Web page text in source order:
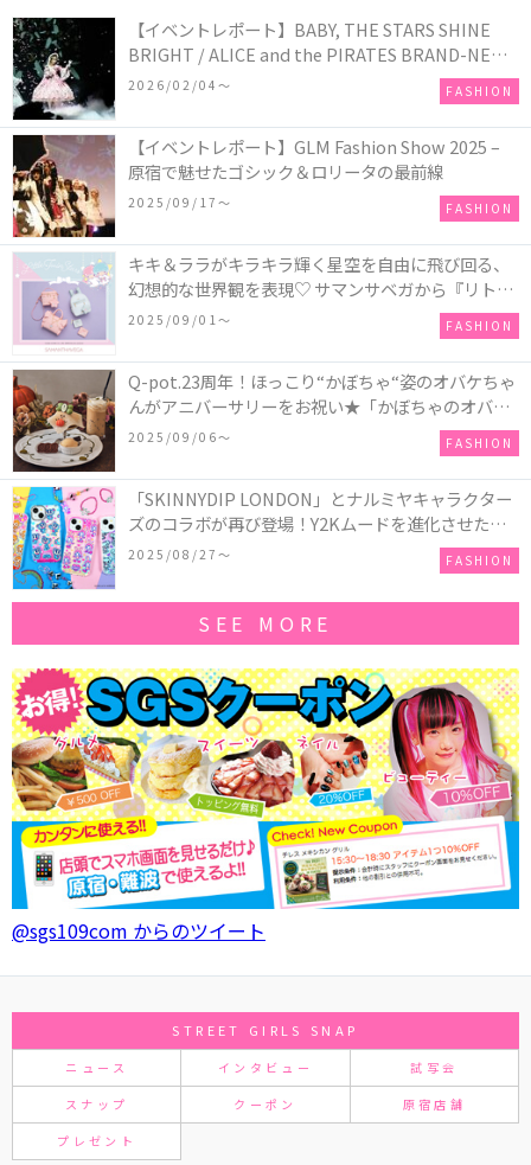
【イベントレポート】BABY, THE STARS SHINE
BRIGHT / ALICE and the PIRATES BRAND-NEW
COLLECTION in TOKYO
2026/02/04〜 FASHION
【イベントレポート】GLM Fashion Show 2025 –
原宿で魅せたゴシック＆ロリータの最前線
2025/09/17〜 FASHION
キキ＆ララがキラキラ輝く星空を自由に飛び回る、
幻想的な世界観を表現♡ サマンサベガから『リトル
ツインスターズ』50周年アニバーサリーイヤー』を
2025/09/01〜 FASHION
Q-pot.23周年！ほっこり“かぼちゃ“姿のオバケちゃ
んがアニバーサリーをお祝い★「かぼちゃのオバケ
ーキアクセサリー」が新発売！Q-pot CAFE.では
「かぼちゃのオバケーキプレート」も登場
2025/09/06〜 FASHION
「SKINNYDIP LONDON」とナルミヤキャラクター
ズのコラボが再び登場！Y2Kムードを進化させた新
作コレクションを発売♪
2025/08/27〜 FASHION
SEE MORE
@sgs109com からのツイート
STREET GIRLS SNAP
ニュース インタビュー 試写会
スナップ クーポン 原宿店舗
プレゼント